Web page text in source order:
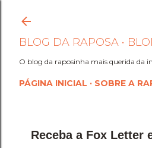
Pular
BLOG DA RAPOSA •
O blog da raposinha mais querida da
PÁGINA INICIAL SOBRE A
Receba a Fox Letter